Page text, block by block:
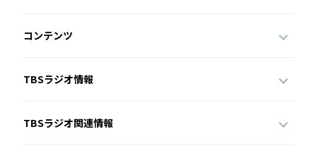
コンテンツ
TBSラジオ情報
TBSラジオ関連情報